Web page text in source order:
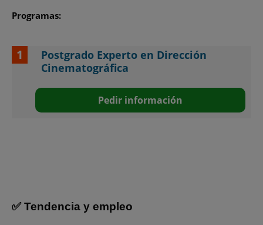
Programas:
Postgrado Experto en Dirección
Cinematográfica
Pedir información
✅ Tendencia y empleo